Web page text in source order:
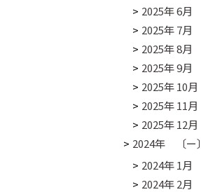
2025年 6月
2025年 7月
2025年 8月
2025年 9月
2025年 10月
2025年 11月
2025年 12月
2024年 〔ー〕
2024年 1月
2024年 2月